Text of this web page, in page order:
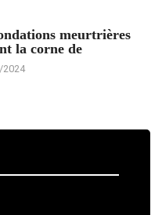
meurtrières
la corne de
2024